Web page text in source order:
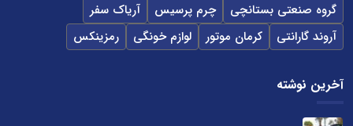
گروه صنعتی بستانچی
چرم پرسیس
آریاک سفر
آروند گارانتی
کرمان موتور لوازم خونگی رمزینکس
آخرین نوشته